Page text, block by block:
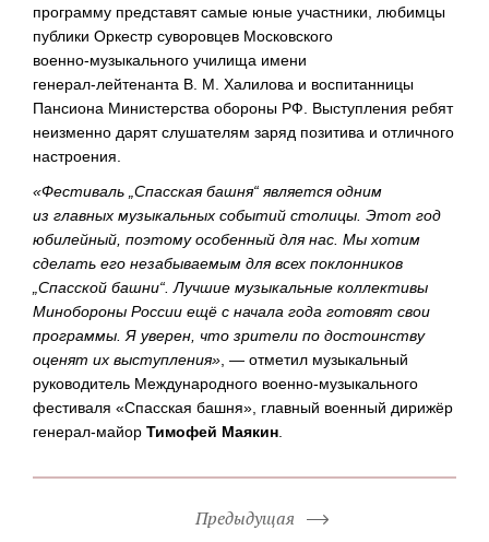
программу представят самые юные участники, любимцы
публики Оркестр суворовцев Московского
военно-музыкального училища имени
генерал-лейтенанта В. М. Халилова и воспитанницы
Пансиона Министерства обороны РФ. Выступления ребят
неизменно дарят слушателям заряд позитива и отличного
настроения.
«Фестиваль „Спасская башня“ является одним
из главных музыкальных событий столицы. Этот год
юбилейный, поэтому особенный для нас. Мы хотим
сделать его незабываемым для всех поклонников
„Спасской башни“. Лучшие музыкальные коллективы
Минобороны России ещё с начала года готовят свои
программы. Я уверен, что зрители по достоинству
оценят их выступления» , — отметил музыкальный
руководитель Международного военно-музыкального
фестиваля «Спасская башня», главный военный дирижёр
генерал-майор Тимофей Маякин
Предыдущая